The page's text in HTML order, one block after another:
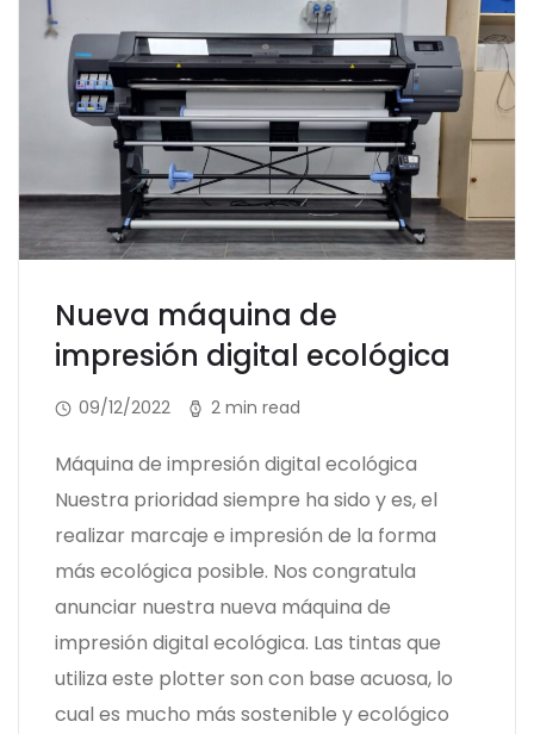
Nueva máquina de
impresión digital ecológica
09/12/2022 2 min read
Máquina de impresión digital ecológica
Nuestra prioridad siempre ha sido y es, el
realizar marcaje e impresión de la forma
más ecológica posible. Nos congratula
anunciar nuestra nueva máquina de
impresión digital ecológica. Las tintas que
utiliza este plotter son con base acuosa, lo
cual es mucho más sostenible y ecológico